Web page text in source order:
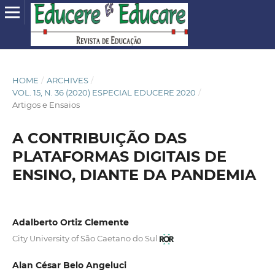
HOME / ARCHIVES /
VOL. 15, N. 36 (2020) ESPECIAL EDUCERE 2020 /
Artigos e Ensaios
A CONTRIBUIÇÃO DAS
PLATAFORMAS DIGITAIS DE
ENSINO, DIANTE DA PANDEMIA
Adalberto Ortiz Clemente
City University of São Caetano do Sul
Alan César Belo Angeluci